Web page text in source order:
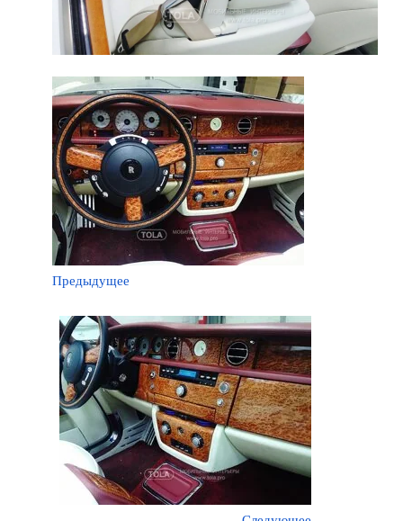
Предыдущее